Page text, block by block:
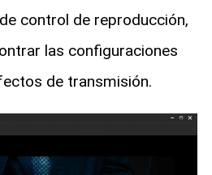
control de reproducción,
las configuraciones
de transmisión.